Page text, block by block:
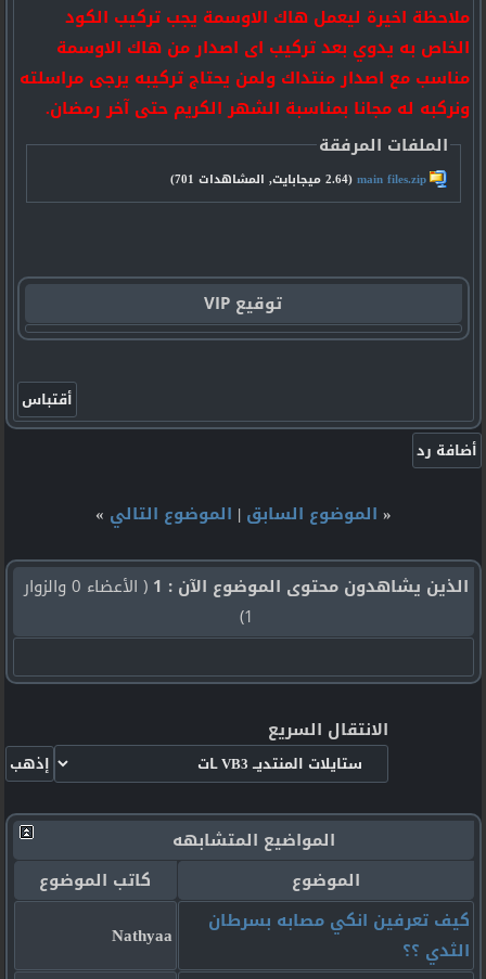
ملاحظة اخيرة ليعمل هاك الاوسمة يجب تركيب الكود
الخاص به يدوي بعد تركيب اى اصدار من هاك الاوسمة
مناسب مع اصدار منتداك ولمن يحتاج تركيبه يرجى مراسلته
ونركبه له مجانا بمناسبة الشهر الكريم حتى آخر رمضان.
الملفات المرفقة
main files.zip‏(2.64 ميجابايت, المشاهدات 701)
توقيع VIP
« الموضوع السابق | الموضوع التالي »
الذين يشاهدون محتوى الموضوع الآن : 1
( الأعضاء 0 والزوار
1)
الانتقال السريع
المواضيع المتشابهه
الموضوع
كاتب الموضوع
كيف تعرفين انكي مصابه بسرطان
الثدي ؟؟
Nathyaa